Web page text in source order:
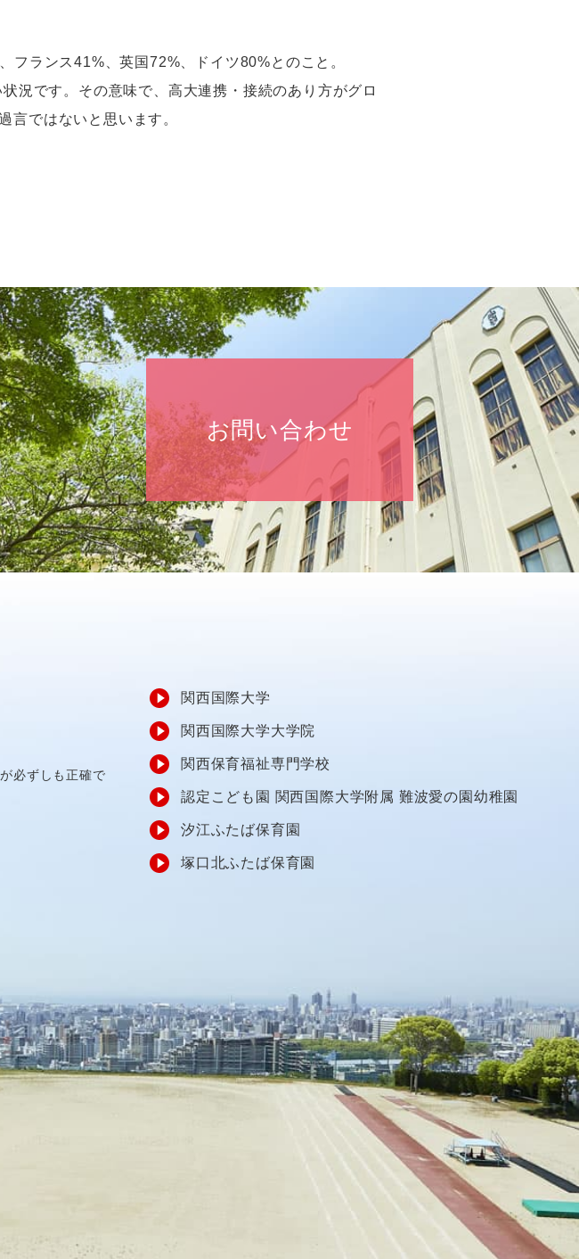
、フランス41% 、英国72% 、ドイツ80%とのこと。
況です。その意味で、高大連携・接続のあり方がグロ
言ではないと思います。
お問い合わせ
関西国際大学
関西国際大学大学院
関西保育福祉専門学校
認定こども園 関西国際大学附属 難波愛の園幼稚園
汐江ふたば保育園
塚口北ふたば保育園
必ずしも正確で